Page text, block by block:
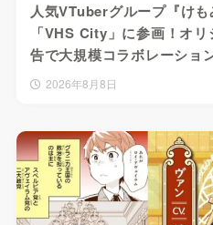
人気VTuberグループ『け
「VHS City」に参画！オ
告で大規模コラボレーショ
2026年8月8日